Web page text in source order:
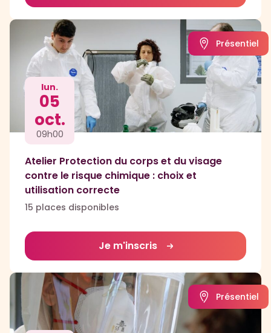
lun.
05
oct.
09h00
Atelier Protection du corps et du visage
contre le risque chimique : choix et
utilisation correcte
15 places disponibles
Présentiel
Je m'inscris
Présentiel